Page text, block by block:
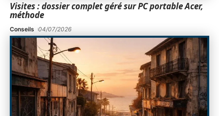
Visites : dossier complet géré sur PC portable Acer,
méthode
Conseils 04/07/2026